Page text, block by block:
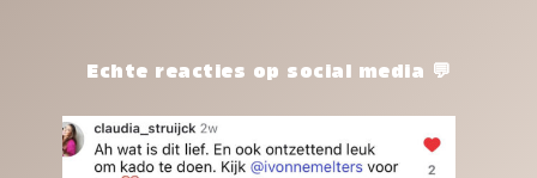
het waard.Echte reacties op social media 💬